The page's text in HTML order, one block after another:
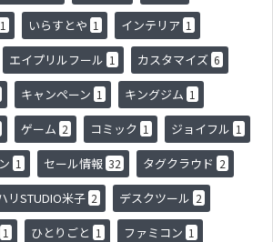
1 いらすとや 1 インテリア 1
エイプリルフール 1 カスタマイズ 6
キャンペーン 1 キングジム 1
ゲーム 2 コミック 1 ジョイフル 1
1 セール情報 32 タグクラウド 2
リSTUDIO米子 2 デスクツール 2
1 ひとりごと 1 ファミコン 1